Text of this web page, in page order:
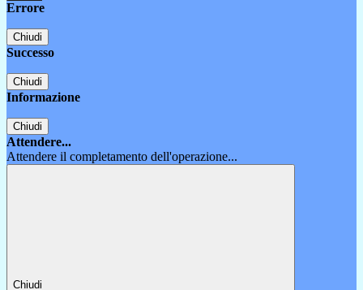
Errore
Chiudi
Successo
Chiudi
Informazione
Chiudi
Attendere...
Attendere il completamento dell'operazione...
Chiudi